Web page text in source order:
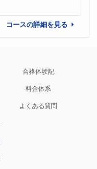
コースの詳細を見る
合格体験記
料金体系
よくある質問